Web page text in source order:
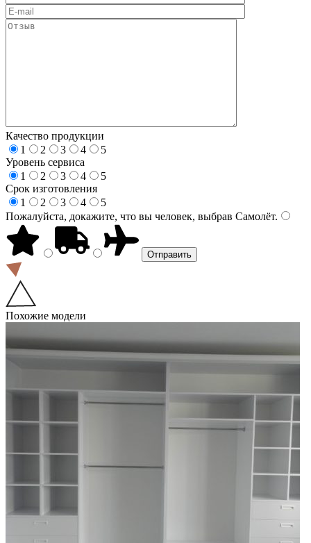
Качество продукции
1
2 3 4
5
Уровень сервиса
1
2 3 4
5
Срок изготовления
1
2 3 4
5
Пожалуйста, докажите, что вы человек, выбрав Самолёт.
Похожие модели